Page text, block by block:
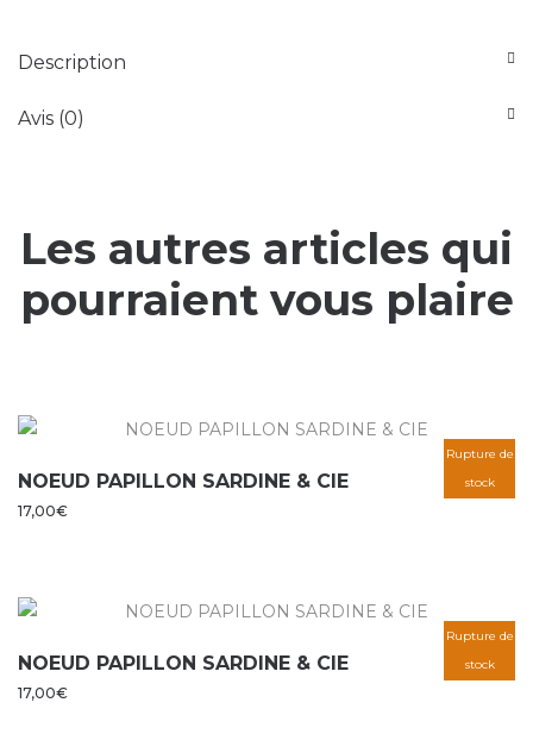
Description
Avis (0)
Les autres articles qui
pourraient vous plaire
Rupture de
stock
NOEUD PAPILLON SARDINE & CIE
17,00€
Rupture de
stock
NOEUD PAPILLON SARDINE & CIE
17,00€